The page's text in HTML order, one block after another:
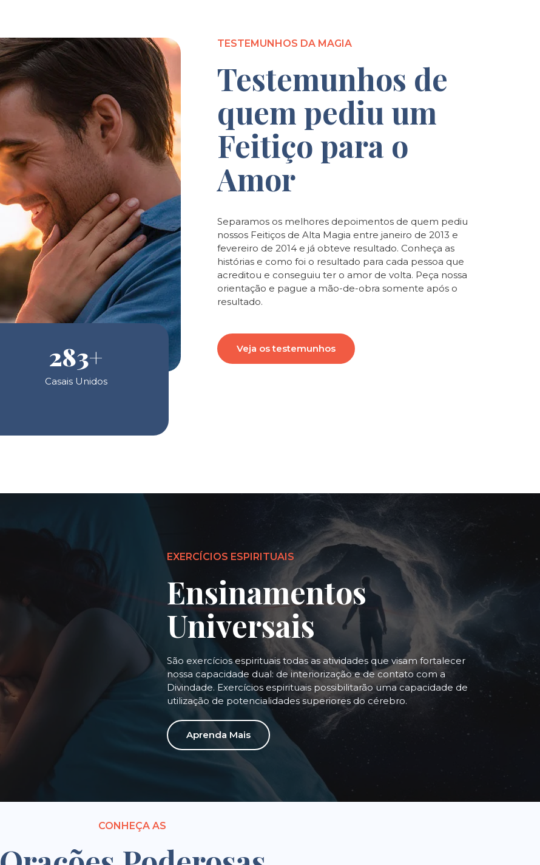
283+
Casais Unidos
TESTEMUNHOS DA MAGIA
Testemunhos de
quem pediu um
Feitiço para o
Amor
Separamos os melhores depoimentos de quem pediu
nossos Feitiços de Alta Magia entre janeiro de 2013 e
fevereiro de 2014 e já obteve resultado. Conheça as
histórias e como foi o resultado para cada pessoa que
acreditou e conseguiu ter o amor de volta. Peça nossa
orientação e pague a mão-de-obra somente após o
resultado.
Veja os testemunhos
EXERCÍCIOS ESPIRITUAIS
Ensinamentos
Universais
São exercícios espirituais todas as atividades que visam fortalecer
nossa capacidade dual: de interiorização e de contato com a
Divindade. Exercícios espirituais possibilitarão uma capacidade de
utilização de potencialidades superiores do cérebro.
Aprenda Mais
CONHEÇA AS